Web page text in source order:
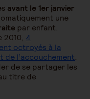
avant le 1er janvier
une
par enfant.
2010, 4
octroyés à la
de l’accouchement.
de se partager les
titre de